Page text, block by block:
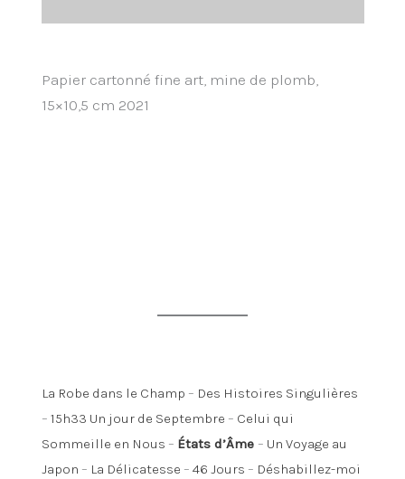
Papier cartonné fine art, mine de plomb,
15×10,5 cm 2021
La Robe dans le Champ – Des Histoires Singulières
– 15h33 Un jour de Septembre – Celui qui
Sommeille en Nous – États d’Âme – Un Voyage au
Japon – La Délicatesse – 46 Jours – Déshabillez-moi